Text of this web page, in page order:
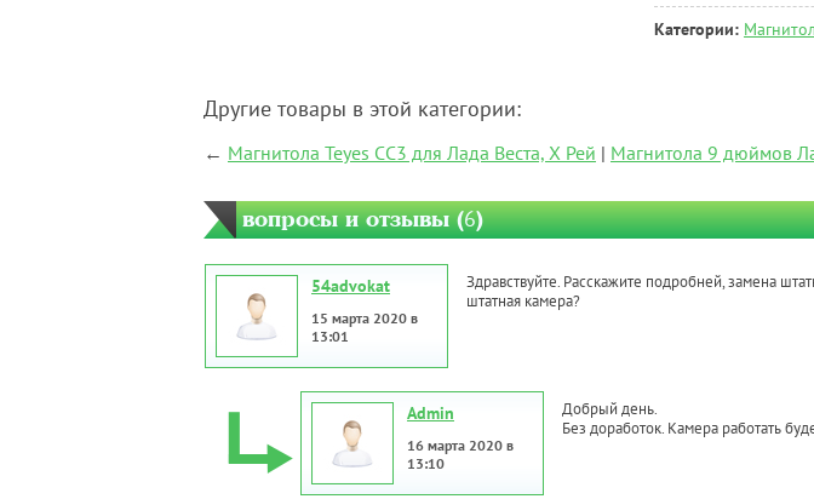
Категории:
Другие товары в этой категории:
← Магнитола Teyes CC3 для Лада Веста, Х Рей | Магнитола 9 дюймов
вопросы и отзывы (6)
54advokat
15 марта 2020 в
13:01
Здравствуйте. Расскажите подробней, замена
штатная камера?
Admin
16 марта 2020 в
13:10
Добрый день.
Без доработок. Камера работать